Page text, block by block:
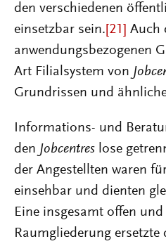
den verschiedenen
einsetzbar sein. [21] Auch
anwendungsbezogenen
Art Filialsystem von
Grundrissen und
Informations- und
den Jobcentres lose
der Angestellten waren
einsehbar und dienten
Eine insgesamt offen
Raumgliederung ersetzte